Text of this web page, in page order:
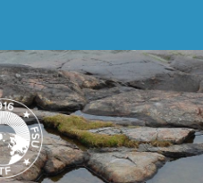
Sisä-Suomen osasto